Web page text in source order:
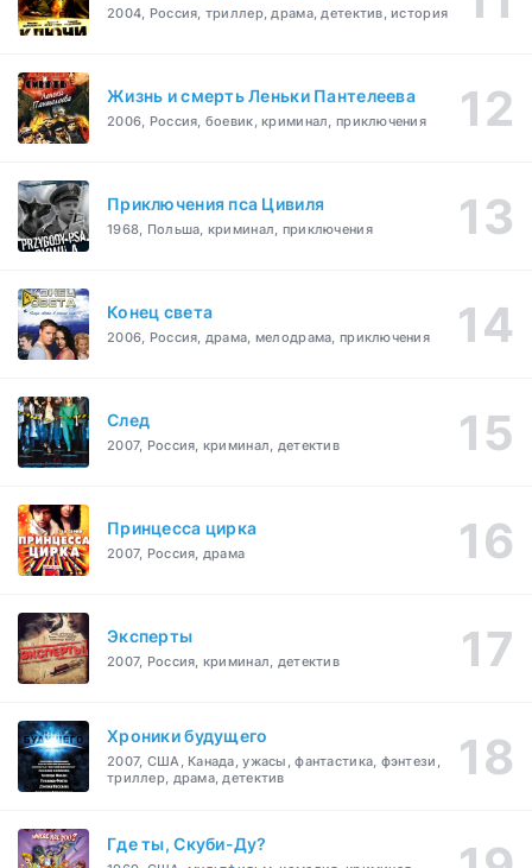
2004, Россия, триллер, драма, детектив, история
Жизнь и смерть Леньки Пантелеева
2006, Россия, боевик, криминал, приключения
Приключения пса Цивиля
1968, Польша, криминал, приключения
Конец света
2006, Россия, драма, мелодрама, приключения
След
2007, Россия, криминал, детектив
Принцесса цирка
2007, Россия, драма
Эксперты
2007, Россия, криминал, детектив
Хроники будущего
2007, США, Канада, ужасы, фантастика, фэнтези,
триллер, драма, детектив
Где ты, Скуби-Ду?